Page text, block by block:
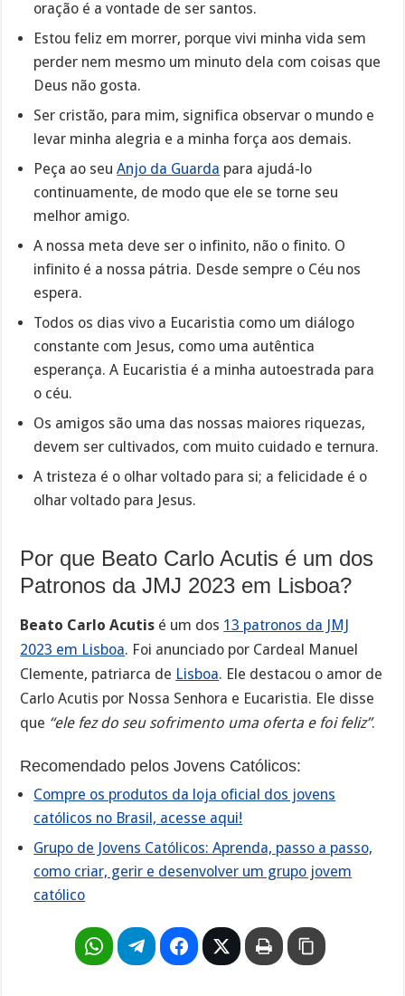
oração é a vontade de ser santos.
Estou feliz em morrer, porque vivi minha vida sem
perder nem mesmo um minuto dela com coisas que
Deus não gosta.
Ser cristão, para mim, significa observar o mundo e
levar minha alegria e a minha força aos demais.
Peça ao seuAnjo da Guarda para ajudá-lo
continuamente, de modo que ele se torne seu
melhor amigo.
A nossa meta deve ser o infinito, não o finito. O
infinito é a nossa pátria. Desde sempre o Céu nos
espera.
Todos os dias vivo a Eucaristia como um diálogo
constante com Jesus, como uma autêntica
esperança. A Eucaristia é a minha autoestrada para
o céu.
Os amigos são uma das nossas maiores riquezas,
devem ser cultivados, com muito cuidado e ternura.
A tristeza é o olhar voltado para si; a felicidade é o
olhar voltado para Jesus.
Por que Beato Carlo Acutis é um dos
Patronos da JMJ 2023 em Lisboa?
Beato Carlo Acutis é um dos 13 patronos da JMJ
2023 em Lisboa. Foi anunciado por Cardeal Manuel
Clemente, patriarca de Lisboa. Ele destacou o amor de
Carlo Acutis por Nossa Senhora e Eucaristia. Ele disse
que “ele fez do seu sofrimento uma oferta e foi feliz”.
Recomendado pelos Jovens Católicos:
Compre os produtos da loja oficial dos jovens
católicos no Brasil, acesse aqui!
Grupo de Jovens Católicos: Aprenda, passo a passo,
como criar, gerir e desenvolver um grupo jovem
católico